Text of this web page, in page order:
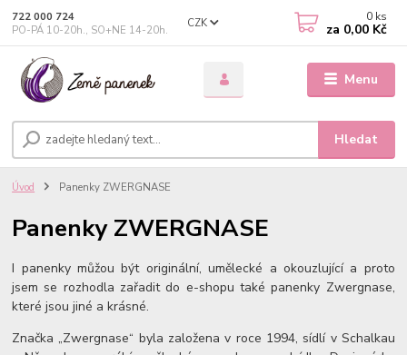
Menu
CZK
Hledat
722 000 724
PO-PÁ 10-20h., SO+NE 14-20h.
0 ks
za 0,00 Kč
Úvod Panenky ZWERGNASE
Panenky ZWERGNASE
I panenky můžou být originální, umělecké a okouzlující a proto
jsem se rozhodla zařadit do e-shopu také panenky Zwergnase,
které jsou jiné a krásné.
Značka „Zwergnase“ byla založena v roce 1994, sídlí v Schalkau